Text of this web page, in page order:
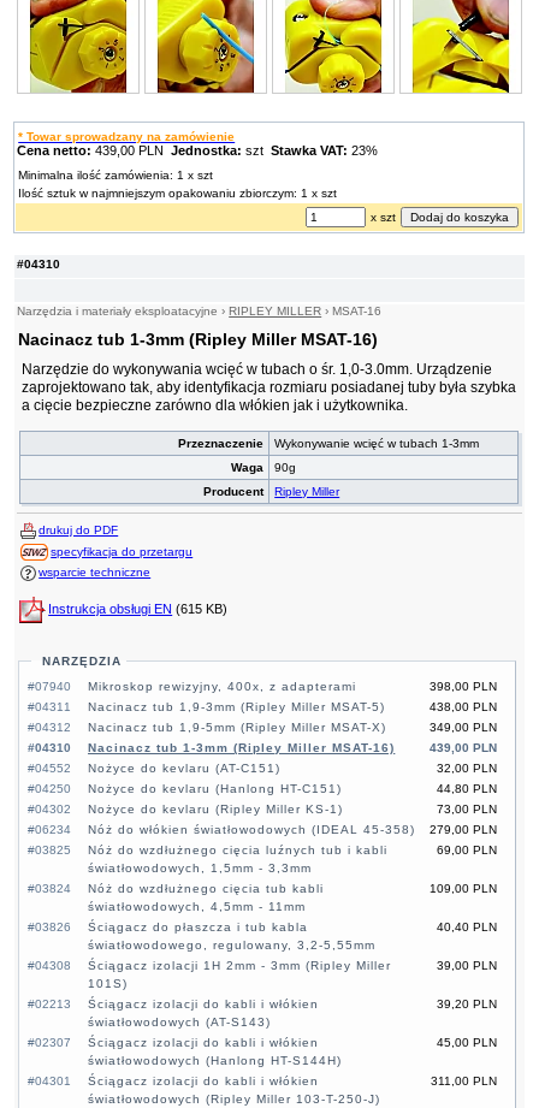
#04310
Narzędzia i materiały eksploatacyjne ›RIPLEY MILLER ›MSAT-16
Nacinacz tub 1-3mm (Ripley Miller MSAT-16)
Narzędzie do wykonywania wcięć w tubach o śr. 1,0-3.0mm. Urządzenie
zaprojektowano tak, aby identyfikacja rozmiaru posiadanej tuby była szybka
a cięcie bezpieczne zarówno dla włókien jak i użytkownika.
Przeznaczenie
Wykonywanie wcięć w tubach 1-3mm
Waga
90g
Producent
Ripley Miller
drukuj do PDF
specyfikacja do przetargu
wsparcie techniczne
Instrukcja obsługi EN (615 KB)
NARZĘDZIA
#07940
398,00 PLN
Mikroskop rewizyjny, 400x, z adapterami
#04311
438,00 PLN
Nacinacz tub 1,9-3mm (Ripley Miller MSAT-5)
#04312
349,00 PLN
Nacinacz tub 1,9-5mm (Ripley Miller MSAT-X)
#04310
439,00 PLN
Nacinacz tub 1-3mm (Ripley Miller MSAT-16)
#04552
32,00 PLN
Nożyce do kevlaru (AT-C151)
#04250
44,80 PLN
Nożyce do kevlaru (Hanlong HT-C151)
#04302
73,00 PLN
Nożyce do kevlaru (Ripley Miller KS-1)
#06234
279,00 PLN
Nóż do włókien światłowodowych (IDEAL 45-358)
#03825
69,00 PLN
Nóż do wzdłużnego cięcia luźnych tub i kabli
światłowodowych, 1,5mm - 3,3mm
#03824
109,00 PLN
Nóż do wzdłużnego cięcia tub kabli
światłowodowych, 4,5mm - 11mm
#03826
40,40 PLN
Ściągacz do płaszcza i tub kabla
światłowodowego, regulowany, 3,2-5,55mm
#04308
39,00 PLN
Ściągacz izolacji 1H 2mm - 3mm (Ripley Miller
101S)
#02213
39,20 PLN
Ściągacz izolacji do kabli i włókien
światłowodowych (AT-S143)
#02307
45,00 PLN
Ściągacz izolacji do kabli i włókien
światłowodowych (Hanlong HT-S144H)
#04301
311,00 PLN
Ściągacz izolacji do kabli i włókien
światłowodowych (Ripley Miller 103-T-250-J)
* Towar sprowadzany na zamówienie
Cena netto: 439,00 PLNJednostka: sztStawka VAT: 23%
Minimalna ilość zamówienia: 1 x szt
Ilość sztuk w najmniejszym opakowaniu zbiorczym: 1 x szt
x szt